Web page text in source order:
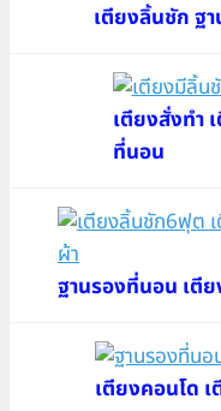
เตียงลิ้นชัก ฐ
เตียงสั่งทำ
ที่นอน
ฐานรองที่นอน เตี
เตียงคอนโด